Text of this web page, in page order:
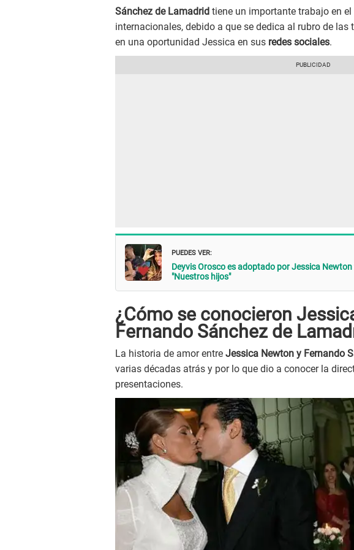
Sánchez de Lamadrid tiene un importante trabajo en
internacionales, debido a que se dedica al rubro de
en una oportunidad Jessica en sus redes sociales.
PUEDES VER:
Deyvis Orosco es adoptado por Jessica
"Nuestros hijos"
¿Cómo se conocieron
Fernando Sánchez de
La historia de amor entre Jessica Newton y Fernando
varias décadas atrás y por lo que dio a conocer la
presentaciones.